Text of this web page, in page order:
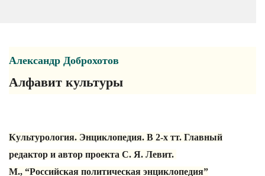
Александр Доброхотов
Алфавит культуры
Культурология. Энциклопедия. В 2-х тт. Главный
редактор и автор проекта С. Я. Левит.
М., “Российская политическая энциклопедия”